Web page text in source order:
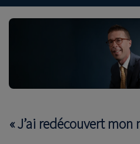
« J’ai redécouvert mon